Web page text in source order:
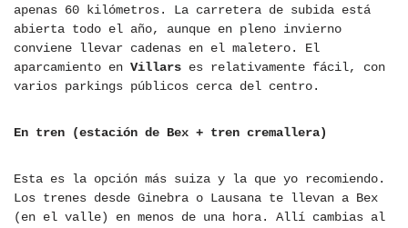
apenas 60 kilómetros. La carretera de subida está
abierta todo el año, aunque en pleno invierno
conviene llevar cadenas en el maletero. El
aparcamiento en Villars es relativamente fácil, con
varios parkings públicos cerca del centro.
En tren (estación de Bex + tren cremallera)
Esta es la opción más suiza y la que yo recomiendo.
Los trenes desde Ginebra o Lausana te llevan a Bex
(en el valle) en menos de una hora. Allí cambias al